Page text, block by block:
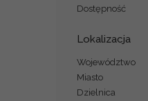
Dostępność
Lokalizacja
Województwo
Miasto
Dzielnica